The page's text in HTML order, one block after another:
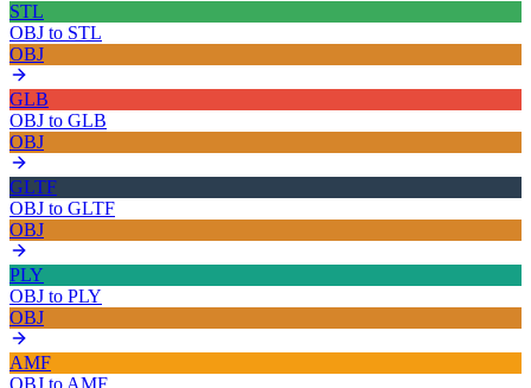
STL
OBJ to STL
OBJ
GLB
OBJ to GLB
OBJ
GLTF
OBJ to GLTF
OBJ
PLY
OBJ to PLY
OBJ
AMF
OBJ to AMF